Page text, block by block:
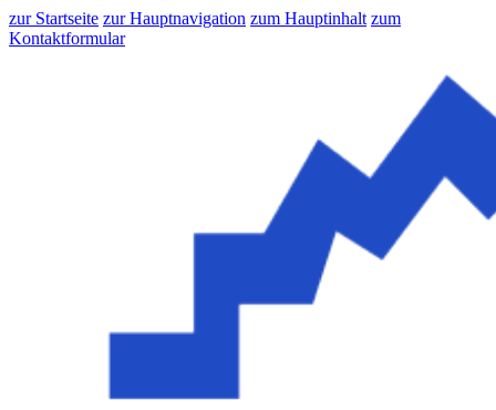
zur Startseite zur Hauptnavigation zum Hauptinhalt zum
Kontaktformular